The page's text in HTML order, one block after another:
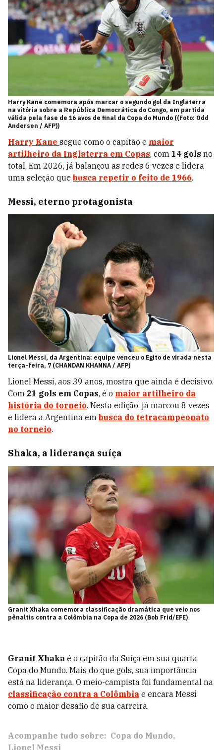
Harry Kane comemora após marcar o segundo gol da Inglaterra
na vitória sobre a República Democrática do Congo, em partida
válida pela fase de 16 avos de final da Copa do Mundo ((Foto: Odd
Andersen / AFP))
Harry Kane segue como o capitão e maior
artilheiro da Inglaterra em Copas, com 14 gols no
total. Em 2026, já balançou as redes 6 vezes e lidera
uma seleção que busca repetir o feito de 1966.
Messi, eterno protagonista
Lionel Messi, da Argentina: equipe venceu o Egito de virada nesta
terça-feira, 7 (CHANDAN KHANNA / AFP)
Lionel Messi, aos 39 anos, mostra que ainda é decisivo.
Com 21 gols em Copas, é o maior artilheiro da
história do torneio. Nesta edição, já marcou 8 vezes
e lidera a Argentina em busca do tetracampeonato
no torneio.
Shaka, a liderança suíça
Granit Xhaka comemora classificação dramática que veio nos
pênaltis contra a Colômbia na Copa de 2026 (Bob Frid/EFE)
Granit Xhaka é o capitão da Suíça em sua quarta
Copa do Mundo. Mais do que gols, sua importância
está na liderança. O meio-campista foi fundamental na
classificação contra a Colômbia e encara Messi
como o maior desafio de sua carreira.
Acompanhe tudo sobre: Copa do Mundo
Lionel Messi